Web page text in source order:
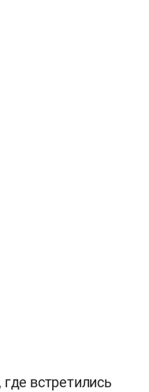
встретились